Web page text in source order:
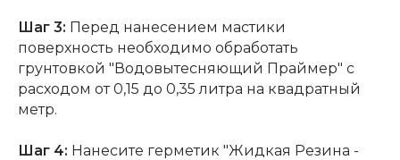
Шаг 3: Перед нанесением мастики
поверхность необходимо обработать
грунтовкой "Водовытесняющий Праймер" с
расходом от 0,15 до 0,35 литра на квадратный
метр.
Шаг 4: Нанесите герметик "Жидкая Резина -
Состав системы